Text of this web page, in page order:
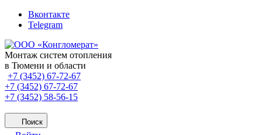
Вконтакте
Telegram
Монтаж систем отопления
в Тюмени и области
+7 (3452) 67-72-67
+7 (3452) 67-72-67
+7 (3452) 58-56-15
Поиск